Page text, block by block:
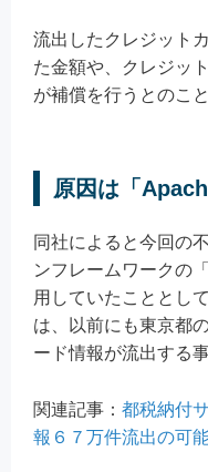
流出したクレジット
た金額や、クレジッ
が補償を行うとのこと
原因は「
同社によると今回の
ンフレームワークの
用していたこととし
は、以前にも東京都
ード情報が流出する
関連記事： 都税納付
報６７万件流出の可